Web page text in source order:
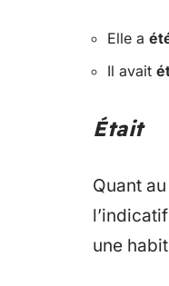
Elle a
Il avait
Était
Quant
une